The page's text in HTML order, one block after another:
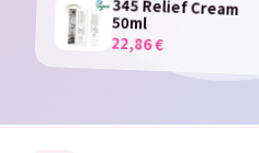
345 Relief Cream
50ml
22,86 €